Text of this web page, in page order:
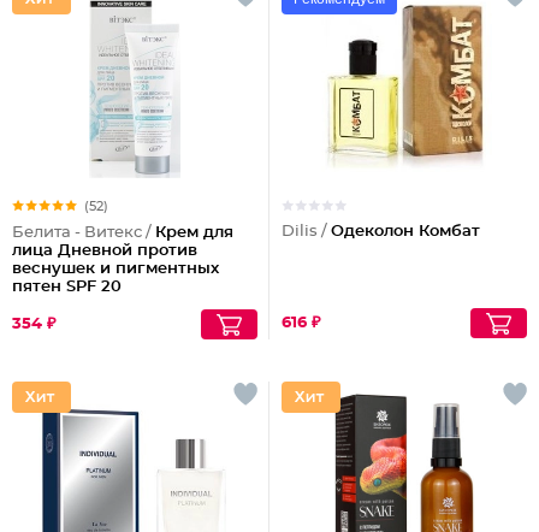
(52)
Белита - Витекс / Крем для
лица Дневной против
веснушек и пигментных
пятен SPF 20
354 ₽
Dilis / Одеколон Комбат
616 ₽